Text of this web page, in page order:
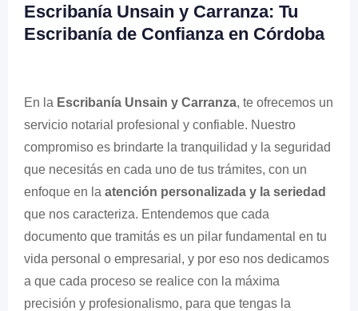
Escribanía Unsain y Carranza: Tu
Escribanía de Confianza en Córdoba
En la Escribanía Unsain y Carranza, te ofrecemos un
servicio notarial profesional y confiable. Nuestro
compromiso es brindarte la tranquilidad y la seguridad
que necesitás en cada uno de tus trámites, con un
enfoque en la atención personalizada y la seriedad
que nos caracteriza. Entendemos que cada
documento que tramitás es un pilar fundamental en tu
vida personal o empresarial, y por eso nos dedicamos
a que cada proceso se realice con la máxima
precisión y profesionalismo, para que tengas la